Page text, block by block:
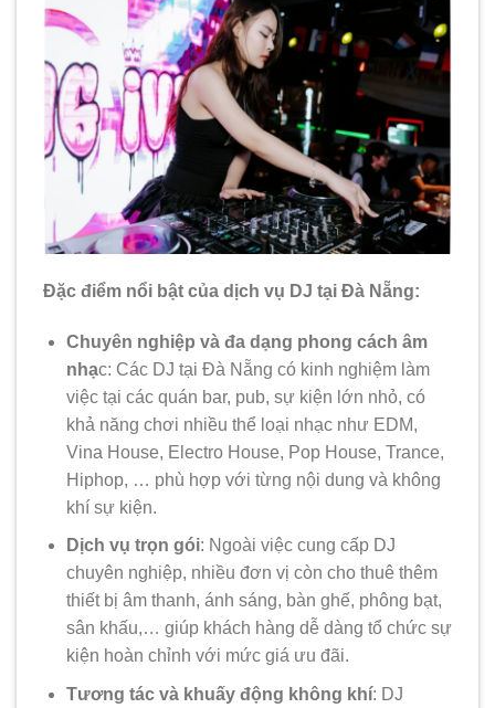
Đặc điểm nổi bật của dịch vụ DJ tại Đà Nẵng:
Chuyên nghiệp và đa dạng phong cách âm
nhạc: Các DJ tại Đà Nẵng có kinh nghiệm làm
việc tại các quán bar, pub, sự kiện lớn nhỏ, có
khả năng chơi nhiều thể loại nhạc như EDM,
Vina House, Electro House, Pop House, Trance,
Hiphop, … phù hợp với từng nội dung và không
khí sự kiện.
Dịch vụ trọn gói: Ngoài việc cung cấp DJ
chuyên nghiệp, nhiều đơn vị còn cho thuê thêm
thiết bị âm thanh, ánh sáng, bàn ghế, phông bạt,
sân khấu,… giúp khách hàng dễ dàng tổ chức sự
kiện hoàn chỉnh với mức giá ưu đãi.
Tương tác và khuấy động không khí: DJ